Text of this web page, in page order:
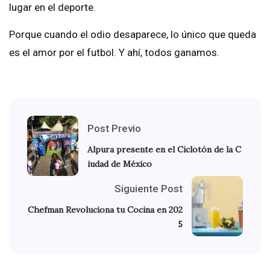
lugar en el deporte.
Porque cuando el odio desaparece, lo único que queda
es el amor por el futbol. Y ahí, todos ganamos.
Post Previo
Alpura presente en el Ciclotón de la C
iudad de México
Siguiente Post
Chefman Revoluciona tu Cocina en 202
5